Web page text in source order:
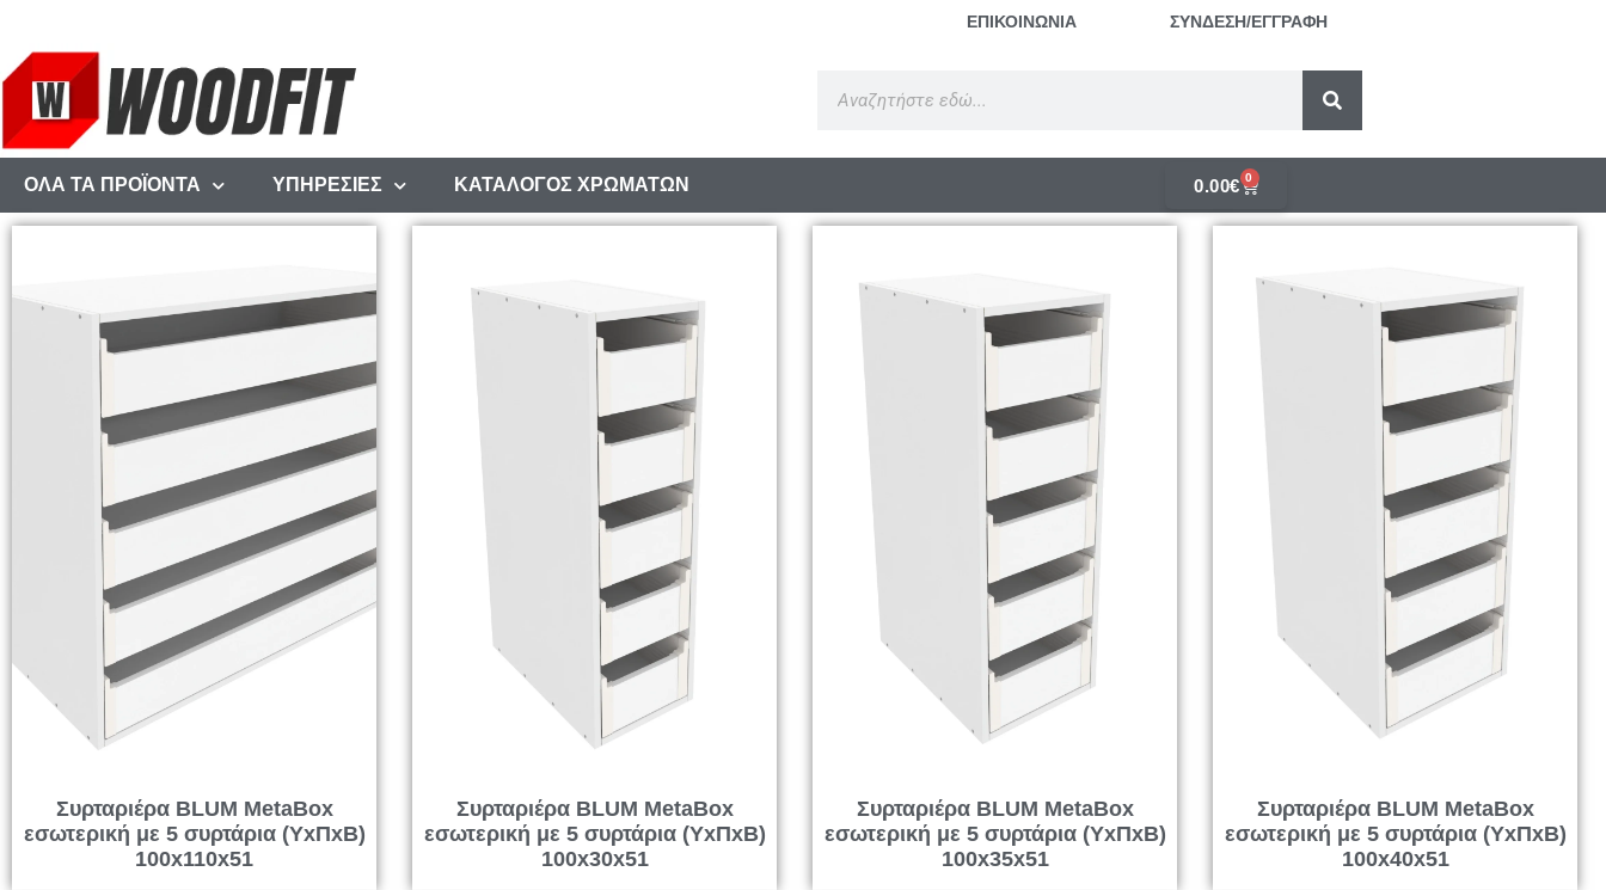
ΕΠΙΚΟΙΝΩΝΙΑ ΣΥΝΔΕΣΗ/ΕΓΓΡΑΦΗ
ΟΛΑ ΤΑ ΠΡΟΪΟΝΤΑ ΥΠΗΡΕΣΙΕΣ ΚΑΤΑΛΟΓΟΣ ΧΡΩΜΑΤΩΝ 0.00€ 0
Συρταριέρα BLUM MetaBox
εσωτερική με 5 συρτάρια (ΥxΠxΒ)
100x110x51
Συρταριέρα BLUM MetaBox
εσωτερική με 5 συρτάρια (ΥxΠxΒ)
100x30x51
Συρταριέρα BLUM MetaBox
εσωτερική με 5 συρτάρια (ΥxΠxΒ)
100x35x51
Συρταριέρα BLUM MetaBox
εσωτερική με 5 συρτάρια (ΥxΠxΒ)
100x40x51